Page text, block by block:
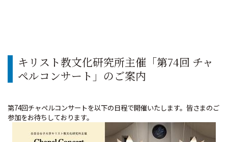
キリスト教文化研究所主催「第74回 チャ
ペルコンサート」のご案内
第74回チャペルコンサートを以下の日程で開催いたします。皆さまのご
参加をお待ちしております。